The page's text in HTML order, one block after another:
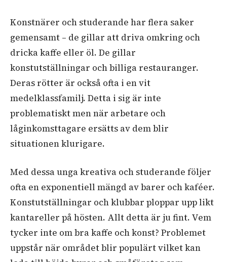
Konstnärer och studerande har flera saker
gemensamt – de gillar att driva omkring och
dricka kaffe eller öl. De gillar
konstutställningar och billiga restauranger.
Deras rötter är också ofta i en vit
medelklassfamilj. Detta i sig är inte
problematiskt men när arbetare och
låginkomsttagare ersätts av dem blir
situationen klurigare.
Med dessa unga kreativa och studerande följer
ofta en exponentiell mängd av barer och kaféer.
Konstutställningar och klubbar ploppar upp likt
kantareller på hösten. Allt detta är ju fint. Vem
tycker inte om bra kaffe och konst? Problemet
uppstår när området blir populärt vilket kan